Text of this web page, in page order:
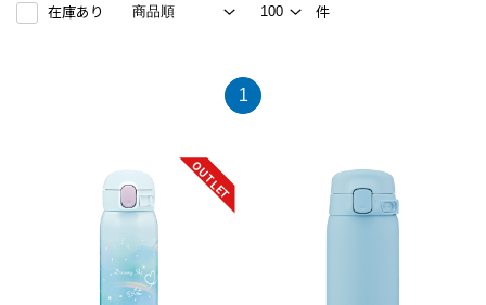
在庫あり 件
1
OUTLET